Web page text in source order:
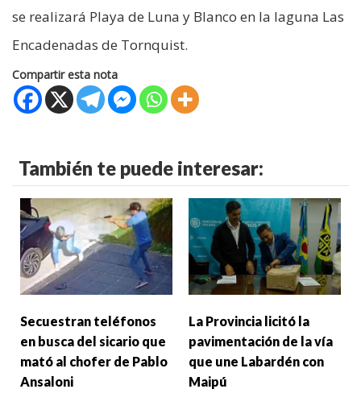
se realizará Playa de Luna y Blanco en la laguna Las
Encadenadas de Tornquist.
Compartir esta nota
También te puede interesar:
Secuestran teléfonos
en busca del sicario que
mató al chofer de Pablo
Ansaloni
La Provincia licitó la
pavimentación de la vía
que une Labardén con
Maipú